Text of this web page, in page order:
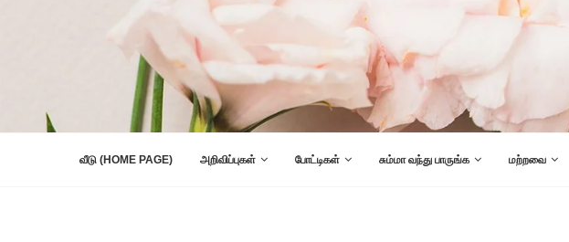
வீடு (HOME PAGE) அறிவிப்புகள் போட்டிகள் சும்மா வந்து பாருங்க மற்றவை